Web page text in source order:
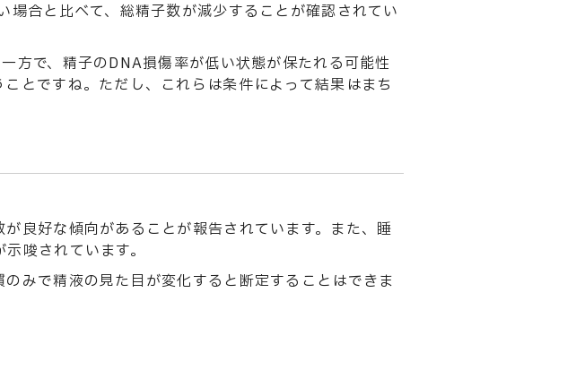
合と比べて、総精子数が減少することが確認されてい
方で、精子のDNA損傷率が低い状態が保たれる可能性
とですね。ただし、これらは条件によって結果はまち
良好な傾向があることが報告されています。また、睡
唆されています。
みで精液の見た目が変化すると断定することはできま